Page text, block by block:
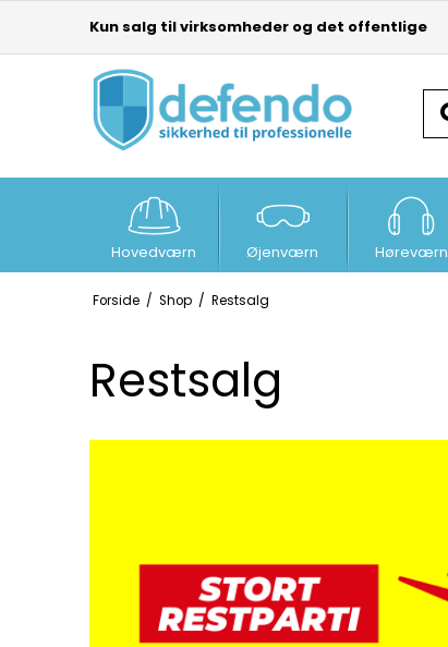
Kun salg til virksomheder og det offentlige
Hovedværn Øjenværn Høreværn
Forside / Shop / Restsalg
Restsalg